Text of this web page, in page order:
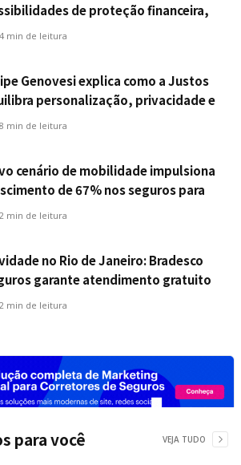
de proteção financeira,
Seguros eleva capital segurado
4 min de leitura
Genovesi explica como a Justos
personalização, privacidade e
8 min de leitura
cenário de mobilidade impulsiona
de 67% nos seguros para
elétricos da Bradesco Seguros
2 min de leitura
no Rio de Janeiro: Bradesco
garante atendimento gratuito
Rio-Niterói
2 min de leitura
para você VEJA TUDO